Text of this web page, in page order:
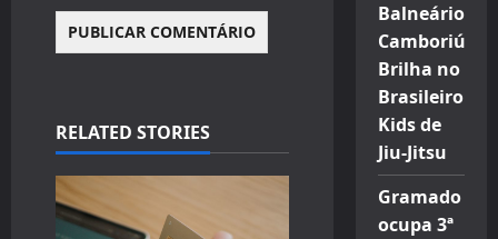
RELATED STORIES
Balneário
Camboriú
Brilha no
Brasileiro
Kids de
Jiu-Jitsu
Gramado
ocupa 3ª